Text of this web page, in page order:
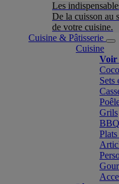
Les
De la cuisson au
de votre cuisine.
Cuisine & Pâtisserie
Cuisine
Voir
Sets
Grils